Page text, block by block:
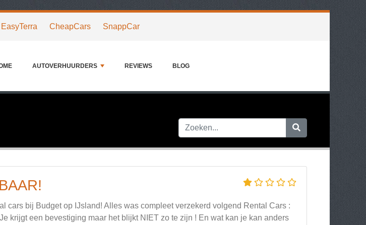
EasyTerra CheapCars SnappCar
AUTOVERHUURDERS REVIEWS BLOG
cars bij Budget op IJsland! Alles was compleet verzekerd volgend Rental Cars :
krijgt een bevestiging maar het blijkt NIET zo te zijn ! En wat kan je kan anders